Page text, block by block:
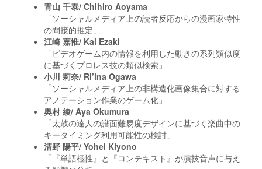
青山 千泰/ Chihiro Aoyama
「ソーシャルメディア上の読者反応からの漫画家特性
の間接的推定」
江崎 嘉惟/ Kai Ezaki
「ビデオゲーム内の情報を利用した動きの系列類似度
に基づくプロレス技の類似検索」
小川 莉奈/ Ri’ina Ogawa
「ソーシャルメディア上の非構造化画像集合に対する
アノテーション作業のゲーム化」
奥村 綾/ Aya Okumura
「太鼓の達人の譜面難易度デザインに基づく楽曲中の
キータイミング利用可能性の検討」
清野 陽平/ Yohei Kiyono
「『単語極性』と『コンテキスト』が演技音声に与え